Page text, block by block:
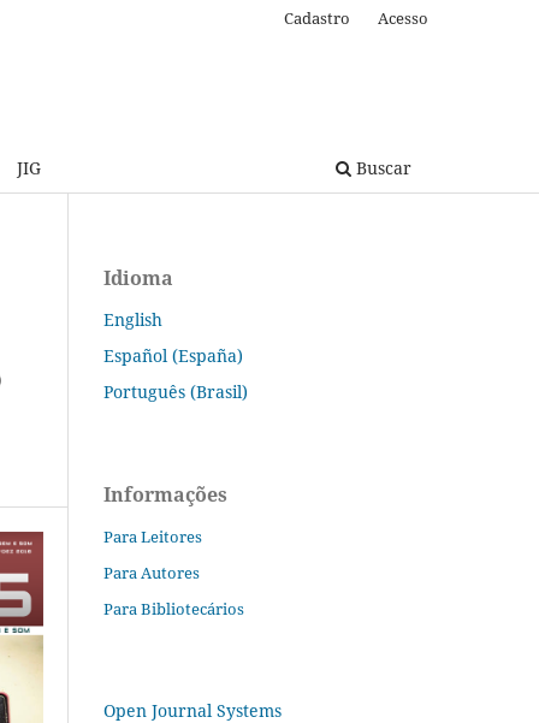
JIG Buscar
Cadastro Acesso
Idioma
English
Español (España)
Português (Brasil)
Informações
Para Leitores
Para Autores
Para Bibliotecários
Open Journal Systems